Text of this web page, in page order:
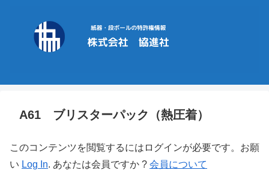
A61 ブリスターパック（熱圧着）
このコンテンツを閲覧するにはログインが必要です。お願
い Log In. あなたは会員ですか ? 会員について